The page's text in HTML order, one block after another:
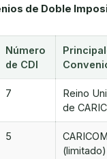
de Doble
Número
de CDI
7
Reino
de
5
(limitado)